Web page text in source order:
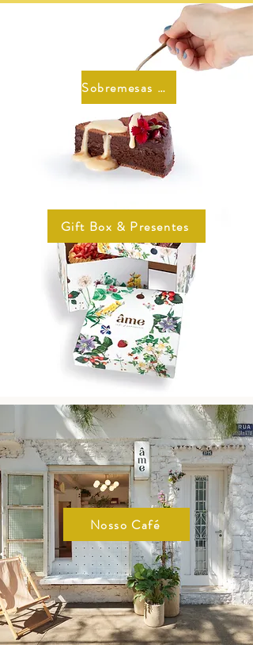
Sobremesas & Outras Delícias
Gift Box & Presentes
Nosso Café